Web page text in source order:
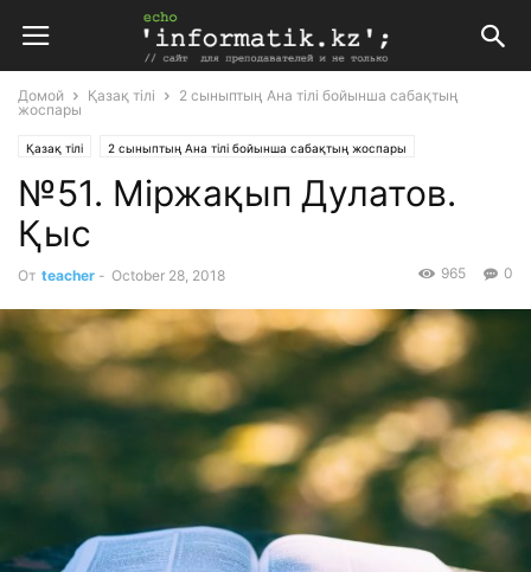
Домой Қазақ тілі
2 сыныптың Ана тілі бойынша сабақтың
жоспары
Қазақ тілі 2 сыныптың Ана тілі бойынша сабақтың жоспары
Планирование Поурочные планы
№51. Міржақып Дулатов.
Қыс
От teacher - October 28, 2018 0
965